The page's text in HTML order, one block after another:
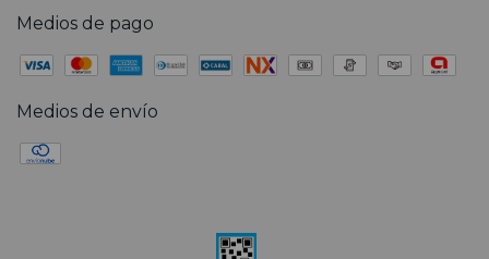
Medios de pago
Medios de envío